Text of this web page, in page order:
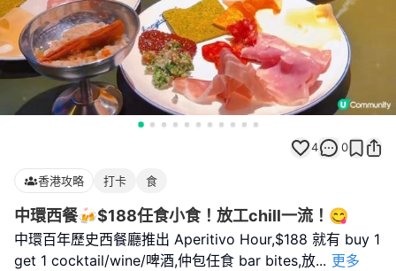
4 0
香港攻略 打卡 食
中環西餐🍻$188任食小食！放工chill一流！😋
中環百年歷史西餐廳推出 Aperitivo Hour,$188 就有 buy 1
get 1 cocktail/wine/啤酒,仲包任食 bar bites,放... 更多